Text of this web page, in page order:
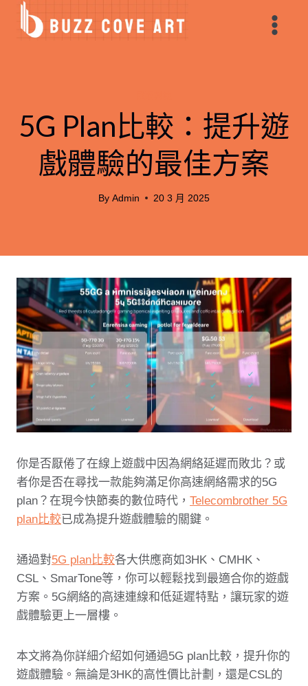
Skip
5G Plan比較：提升遊
戲體驗的最佳方案
By Admin 20 3 月 2025
你是否厭倦了在線上遊戲中因為網絡延遲而敗北？或
者你是否在尋找一款能夠滿足你高速網絡需求的5G
plan？在現今快節奏的數位時代， Telecombrother 5G
plan比較已成為提升遊戲體驗的關鍵。
通過對5G plan比較各大供應商如3HK、CMHK、
CSL、SmarTone等，你可以輕鬆找到最適合你的遊戲
方案。5G網絡的高速連線和低延遲特點，讓玩家的遊
戲體驗更上一層樓。
本文將為你詳細介紹如何通過5G plan比較，提升你的
遊戲體驗。無論是3HK的高性價比計劃，還是CSL的